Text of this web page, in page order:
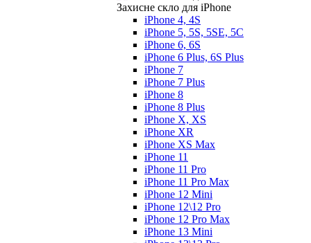
Захисне скло для iPhone
iPhone 4, 4S
iPhone 5, 5S, 5SE, 5С
iPhone 6, 6S
iPhone 6 Plus, 6S Plus
iPhone 7
iPhone 7 Plus
iPhone 8
iPhone 8 Plus
iPhone X, XS
iPhone XR
iPhone XS Max
iPhone 11
iPhone 11 Pro
iPhone 11 Pro Max
iPhone 12 Mini
iPhone 12\12 Pro
iPhone 12 Pro Max
iPhone 13 Mini